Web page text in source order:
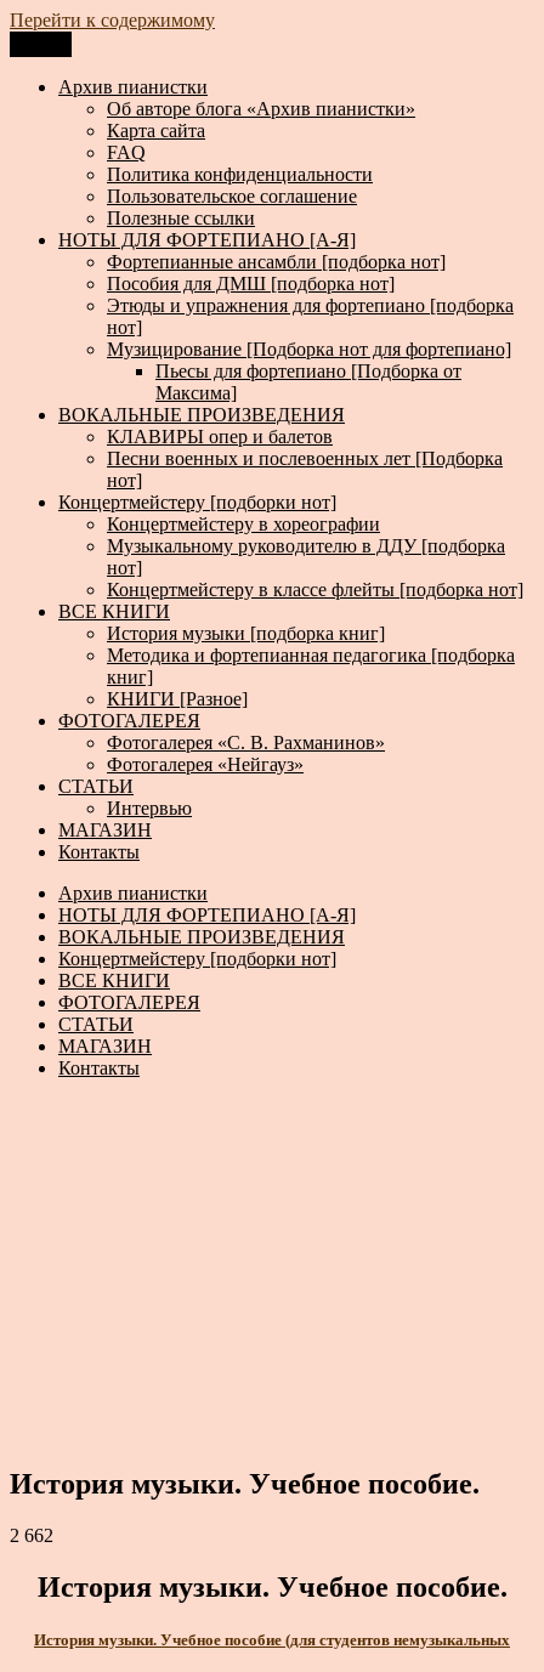
Перейти к содержимому
Архив пианистки
Всё для пианистов: ноты, книги, музыка, статьи…
Архив пианистки
Об авторе блога «Архив пианистки»
Карта сайта
FAQ
Политика конфиденциальности
Пользовательское соглашение
Полезные ссылки
НОТЫ ДЛЯ ФОРТЕПИАНО [А-Я]
Фортепианные ансамбли [подборка нот]
Пособия для ДМШ [подборка нот]
Этюды и упражнения для фортепиано [подборка
нот]
Музицирование [Подборка нот для фортепиано]
Пьесы для фортепиано [Подборка от
Максима]
ВОКАЛЬНЫЕ ПРОИЗВЕДЕНИЯ
КЛАВИРЫ опер и балетов
Песни военных и послевоенных лет [Подборка
нот]
Концертмейстеру [подборки нот]
Концертмейстеру в хореографии
Музыкальному руководителю в ДДУ [подборка
нот]
Концертмейстеру в классе флейты [подборка нот]
ВСЕ КНИГИ
История музыки [подборка книг]
Методика и фортепианная педагогика [подборка
книг]
КНИГИ [Разное]
ФОТОГАЛЕРЕЯ
Фотогалерея «С. В. Рахманинов»
Фотогалерея «Нейгауз»
СТАТЬИ
Интервью
МАГАЗИН
Контакты
Архив пианистки
НОТЫ ДЛЯ ФОРТЕПИАНО [А-Я]
ВОКАЛЬНЫЕ ПРОИЗВЕДЕНИЯ
Концертмейстеру [подборки нот]
ВСЕ КНИГИ
ФОТОГАЛЕРЕЯ
СТАТЬИ
МАГАЗИН
Контакты
История музыки. Учебное пособие.
2 662
История музыки. Учебное пособие.
История музыки. Учебное пособие (для студентов немузыкальных